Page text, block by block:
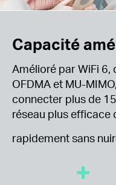
Capacité
Amélioré par WiFi
OFDMA et MU-
connecter plus de
réseau plus efficace
rapidement sans
+